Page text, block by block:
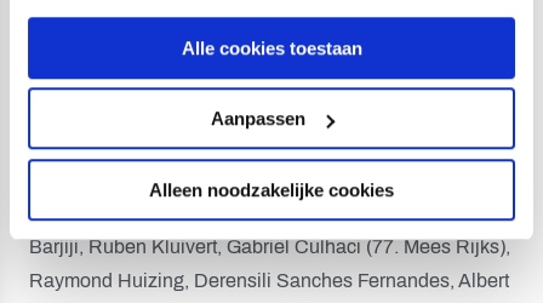
Alle cookies toestaan
Aanpassen
Alleen noodzakelijke cookies
Elías Már Ómarsson), Robin van der Meer; Julian Baas
(77. Mitchell van Rooijen), Reuven Niemeijer, Luigi
Bruins; Joël Zwarts, Ahmad Mendes Moreira.
Opstelling Jong FC Utrecht:
Maarten Paes; Sylian Mokono (62. Mark Pabai), Rida El
Barjiji, Ruben Kluivert, Gabriël Culhaci (77. Mees Rijks),
Raymond Huizing, Derensili Sanches Fernandes, Albert